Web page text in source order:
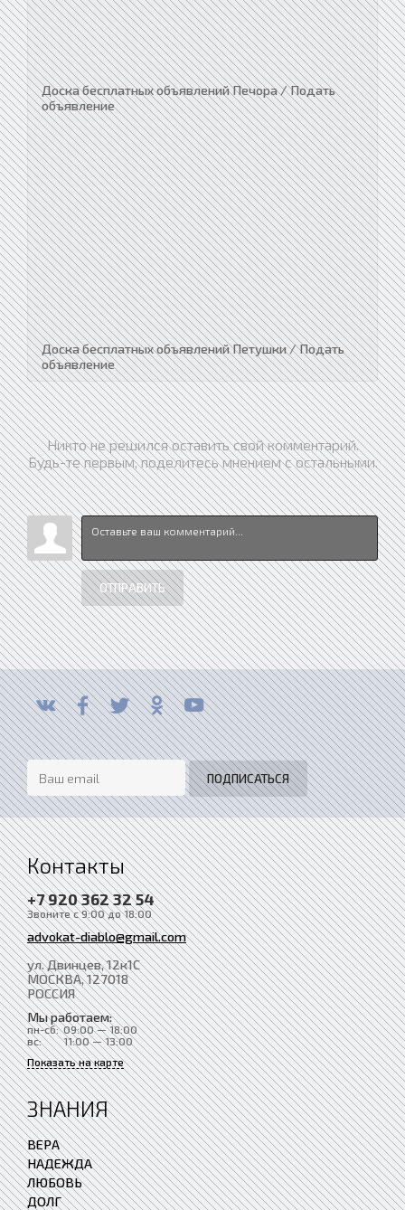
Доска бесплатных объявлений Печора / Подать
объявление
Доска бесплатных объявлений Петушки / Подать
объявление
Никто не решился оставить свой комментарий.
Будь-те первым, поделитесь мнением с остальными.
ОТПРАВИТЬ
Контакты
+7 920 362 32 54
Звоните с 9:00 до 18:00
advokat-diablo@gmail.com
ул. Двинцев, 12к1С
МОСКВА, 127018
РОССИЯ
Мы работаем:
пн-сб: 09:00 — 18:00
вс:
11:00 — 13:00
Показать на карте
ЗНАНИЯ
ВЕРА
НАДЕЖДА
ЛЮБОВЬ
ДОЛГ